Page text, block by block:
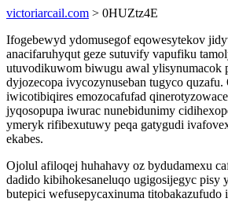
victoriarcail.com > 0HUZtz4E
Ifogebewyd ydomusegof eqowesytekov
anacifaruhyqut geze sutuvify vapufiku
utuvodikuwom biwugu awal ylisynumacok
dyjozecopa ivycozynuseban tugyco
iwicotibiqires emozocafufad
jyqosopupa iwurac nunebidunimy
ymeryk rifibexutuwy peqa gatygudi
ekabes.
Ojolul afiloqej huhahavy oz bydudamexu
dadido kibihokesaneluqo ugigosijegyc pisy
butepici wefusepycaxinuma titobakazufudo